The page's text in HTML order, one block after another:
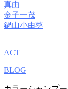
真由
金子一茂
鍋山小由葵
ACT
BLOG